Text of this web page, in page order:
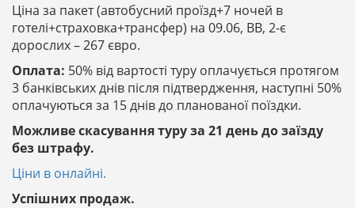
Ціна за пакет (автобусний проїзд+7 ночей в
готелі+страховка+трансфер) на 09.06, BB, 2-є
дорослих – 267 євро.
Оплата: 50% від вартості туру оплачується протягом
3 банківських днів після підтвердження, наступні 50%
оплачуються за 15 днів до планованої поїздки.
Можливе скасування туру за 21 день до заїзду
без штрафу.
Ціни в онлайні.
Успішних продаж.